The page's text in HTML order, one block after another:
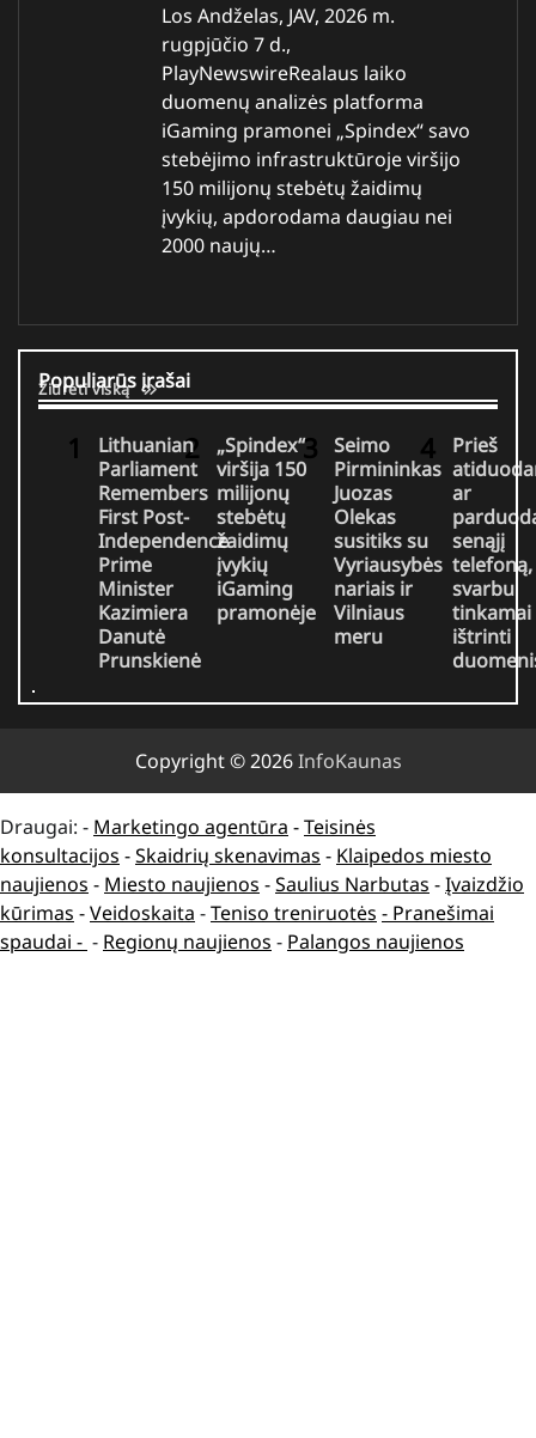
Los Andželas, JAV, 2026 m.
rugpjūčio 7 d.,
PlayNewswireRealaus laiko
duomenų analizės platforma
iGaming pramonei „Spindex“ savo
stebėjimo infrastruktūroje viršijo
150 milijonų stebėtų žaidimų
įvykių, apdorodama daugiau nei
2000 naujų…
Populiarūs įrašai
Žiūrėti viską
Lithuanian
Parliament
Remembers
First Post-
Independence
Prime
Minister
Kazimiera
Danutė
Prunskienė
„Spindex“
viršija 150
milijonų
stebėtų
žaidimų
įvykių
iGaming
pramonėje
Seimo
Pirmininkas
Juozas
Olekas
susitiks su
Vyriausybės
nariais ir
Vilniaus
meru
Prieš
ar
senąjį
telefoną,
svarbu
tinkamai
ištrinti
Copyright © 2026InfoKaunas
Draugai: - Marketingo agentūra -Teisinės
konsultacijos -Skaidrių skenavimas - Klaipedos miesto
naujienos - Miesto naujienos -Saulius Narbutas -Įvaizdžio
kūrimas -Veidoskaita -Teniso treniruotės - Pranešimai
spaudai - - Regionų naujienos - Palangos naujienos